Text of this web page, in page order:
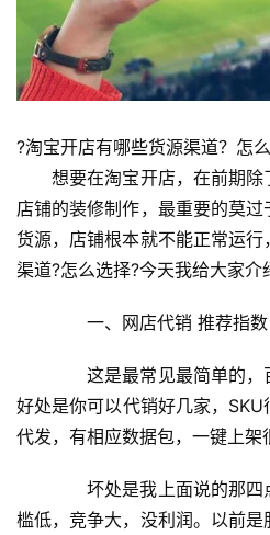
?淘宝开店有哪些货源渠道？怎么
想要在淘宝开店，在前期除
店铺的装修制作，最重要的莫
货源，店铺根本就不能正常运
渠道?怎么选择?今天我给大家介
一、网店代销 推荐指数
这是最常见最简单的，
好处是你可以代销好几家，
代发，有相应数据包，一键上架
坏处是我上面说的那四
槛低，竞争大，没利润。以前